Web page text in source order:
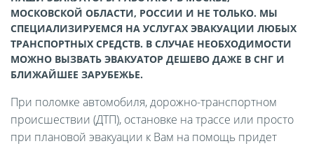
МОСКОВСКОЙ ОБЛАСТИ, РОССИИ И НЕ ТОЛЬКО. МЫ
СПЕЦИАЛИЗИРУЕМСЯ НА УСЛУГАХ ЭВАКУАЦИИ ЛЮБЫХ
ТРАНСПОРТНЫХ СРЕДСТВ. В СЛУЧАЕ НЕОБХОДИМОСТИ
МОЖНО ВЫЗВАТЬ ЭВАКУАТОР ДЕШЕВО ДАЖЕ В СНГ И
БЛИЖАЙШЕЕ ЗАРУБЕЖЬЕ.
При поломке автомобиля, дорожно-транспортном
происшествии (ДТП), остановке на трассе или просто
при плановой эвакуации к Вам на помощь придет